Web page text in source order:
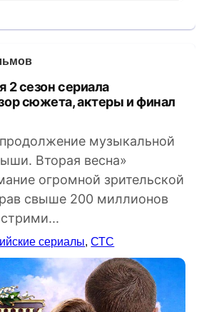
сюжета, актеры и финал
музыкальной
Вторая весна»
огромной зрительской
свыше 200 миллионов
сериалы,СТС